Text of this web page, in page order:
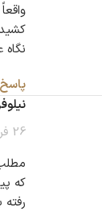
پاسخ
26 فروردین 1405 در 8:15 ق.ظ
که